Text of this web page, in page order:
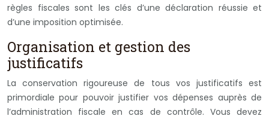
règles fiscales sont les clés d’une déclaration réussie et
d’une imposition optimisée.
Organisation et gestion des
justificatifs
La conservation rigoureuse de tous vos justificatifs est
primordiale pour pouvoir justifier vos dépenses auprès de
l’administration fiscale en cas de contrôle. Vous devez